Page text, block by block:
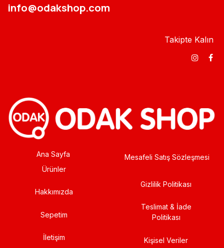
info@odakshop.com​
Takipte Kalın
Ana Sayfa
Ürünler
Hakkımızda
Sepetim
İletişim
Mesafeli Satış Sözleşmesi
Gizlilik Politikası
Teslimat & İade
Politikası
Kişisel Veriler